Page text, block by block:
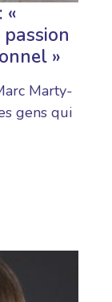
«
passion
»
Marty-
gens qui